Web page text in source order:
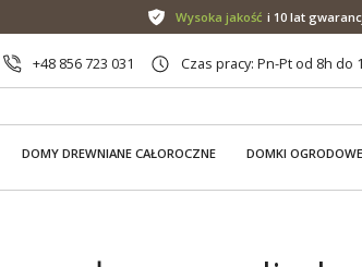
Wysoka jakość i 10 lat
+48 856 723 031 Czas pracy: Pn-Pt od 8h do
DOMY DREWNIANE CAŁOROCZNE DOMKI OGRODOWE